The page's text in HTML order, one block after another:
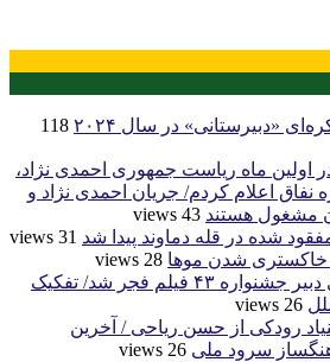
«دبیرستانی» در سال ۲۰۲۴
118
اولین ماه ریاست جمهوری احمدی نژاد،
نفاق اعلام کردم/ جریان احمدی نژاد و
مشغول هستند 43 views
شده در قله دماوند پیدا شد 31 views
خاکستری شدن موها 28 views
منوچهر شاهسواری دبیر جشنواره ۴۳ فیلم فجر شد/ تفکیک
26 views
رودکی از حسن ریاحی / آخرین
سرود ملی 26 views